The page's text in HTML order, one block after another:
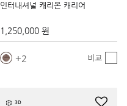
인터내셔널 캐리온 캐리어
1,250,000 원
2 비교
3D